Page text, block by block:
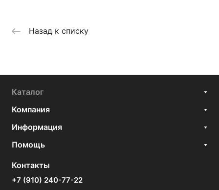
Назад к списку
Каталог
Компания
Информация
Помощь
Контакты
+7 (910) 240-77-22